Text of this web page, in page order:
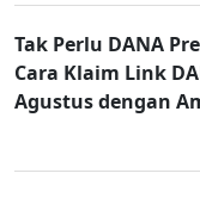
Tak Perlu DANA
Cara Klaim Link
Agustus dengan